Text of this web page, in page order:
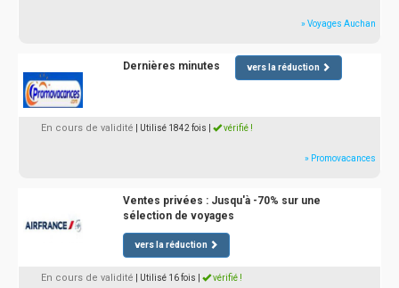
» Voyages Auchan
Dernières minutes vers la réduction
En cours de validité | Utilisé 1842 fois vérifié !
» Promovacances
Ventes privées : Jusqu'à -70% sur une
sélection de voyages
vers la réduction
En cours de validité | Utilisé 16 fois vérifié !